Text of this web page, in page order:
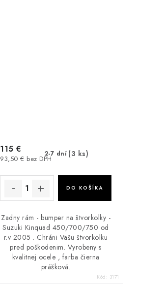
2-7 dní (3 ks)
93,50 € bez DPH
115 €
DO KOŠÍKA
Zadny rám - bumper na štvorkolky -
Suzuki Kinquad 450/700/750 od
r.v 2005 . Chráni Vašu štvorkolku
pred poškodenim. Vyrobeny s
kvalitnej ocele , farba čierna
prášková.
Kód: 3171